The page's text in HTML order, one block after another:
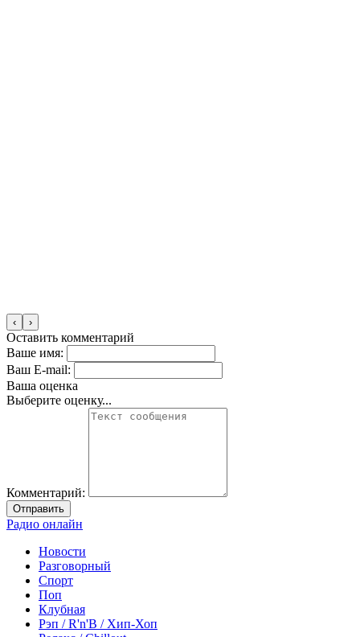
‹ ›
Оставить комментарий
Ваше имя:
Ваш E-mail:
Ваша оценка
Выберите оценку...
Комментарий:
Отправить
Радио онлайн
Новости
Разговорный
Спорт
Поп
Клубная
Рэп / R'n'B / Хип-Хоп